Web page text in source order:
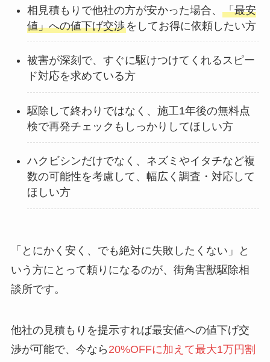
相見積もりで他社の方が安かった場合、 「最安
値」への値下げ交渉をしてお得に依頼したい方
被害が深刻で、すぐに駆けつけてくれるスピー
ド対応を求めている方
駆除して終わりではなく、施工1年後の無料点
検で再発チェックもしっかりしてほしい方
ハクビシンだけでなく、ネズミやイタチなど複
数の可能性を考慮して、幅広く調査・対応して
ほしい方
「とにかく安く、でも絶対に失敗したくない」と
いう方にとって頼りになるのが、街角害獣駆除相
談所です。
他社の見積もりを提示すれば最安値への値下げ交
渉が可能で、今なら 20%OFFに加えて最大1万円割